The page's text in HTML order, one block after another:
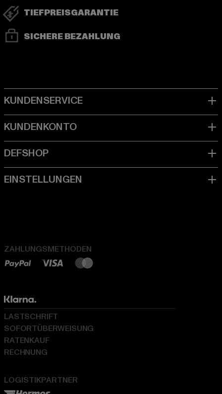
TIEFPREISGARANTIE
SICHERE BEZAHLUNG
ZAHLUNGSMETHODEN
LOGISTIKPARTNER
LASTSCHRIFT
SOFORTÜBERWEISUNG
RATENKAUF
RECHNUNG